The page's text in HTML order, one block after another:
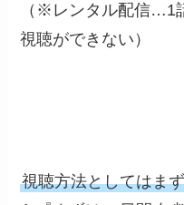
（※レンタル配信…1
視聴ができない）
視聴方法としてはま